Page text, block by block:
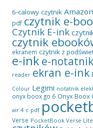
6-calowy czytnik Amazon
pdf czytnik e-
Czytnik E-ink
czytnik
ekranem czytnik z
e-ink e-notatnik
reader ekran e-ink
Colour Legimi notatnik
onyx boox go 6 Onyx Boox
air 4 c pdf
Verse PocketBook Verse Lite